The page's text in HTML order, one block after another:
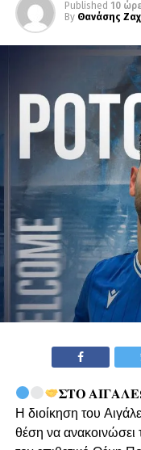
Published 10
By Θανάσης
𝚺𝚻𝚶
Η διοίκηση του
θέση να ανακοινώσει